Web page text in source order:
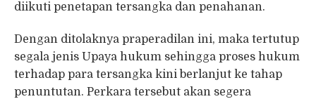
diikuti penetapan tersangka dan penahanan.
Dengan ditolaknya praperadilan ini, maka tertutup
segala jenis Upaya hukum sehingga proses hukum
terhadap para tersangka kini berlanjut ke tahap
penuntutan. Perkara tersebut akan segera